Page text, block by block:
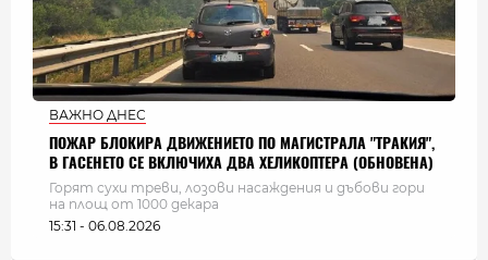
ВАЖНО ДНЕС
ПОЖАР БЛОКИРА ДВИЖЕНИЕТО ПО МАГИСТРАЛА "ТРАКИЯ",
В ГАСЕНЕТО СЕ ВКЛЮЧИХА ДВА ХЕЛИКОПТЕРА (ОБНОВЕНА)
Горят сухи треви, лозови насаждения и дъбови гори
на площ от 1000 декара
15:31 - 06.08.2026